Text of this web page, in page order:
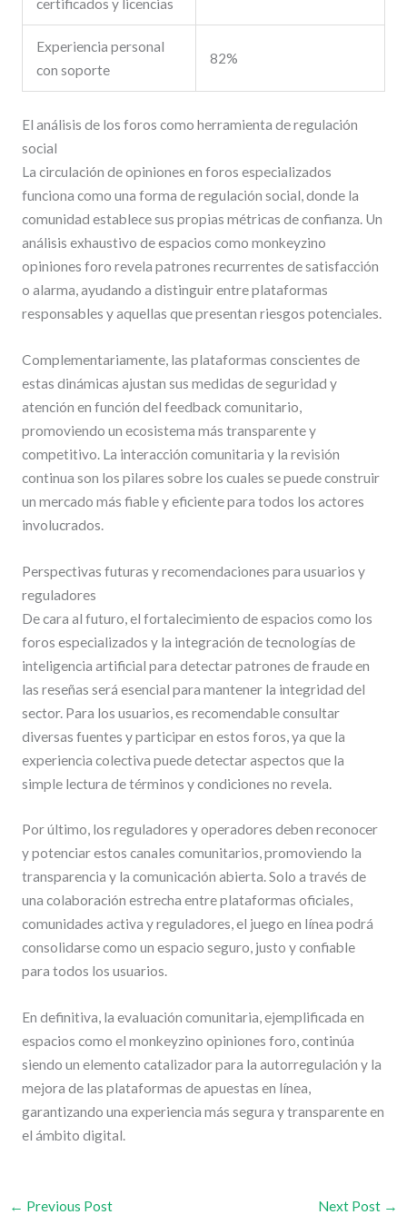
certificados y licencias
Experiencia personal
con soporte
82%
El análisis de los foros como herramienta de regulación
social
La circulación de opiniones en foros especializados
funciona como una forma de regulación social, donde la
comunidad establece sus propias métricas de confianza. Un
análisis exhaustivo de espacios como monkeyzino
opiniones foro revela patrones recurrentes de satisfacción
o alarma, ayudando a distinguir entre plataformas
responsables y aquellas que presentan riesgos potenciales.
Complementariamente, las plataformas conscientes de
estas dinámicas ajustan sus medidas de seguridad y
atención en función del feedback comunitario,
promoviendo un ecosistema más transparente y
competitivo. La interacción comunitaria y la revisión
continua son los pilares sobre los cuales se puede construir
un mercado más fiable y eficiente para todos los actores
involucrados.
Perspectivas futuras y recomendaciones para usuarios y
reguladores
De cara al futuro, el fortalecimiento de espacios como los
foros especializados y la integración de tecnologías de
inteligencia artificial para detectar patrones de fraude en
las reseñas será esencial para mantener la integridad del
sector. Para los usuarios, es recomendable consultar
diversas fuentes y participar en estos foros, ya que la
experiencia colectiva puede detectar aspectos que la
simple lectura de términos y condiciones no revela.
Por último, los reguladores y operadores deben reconocer
y potenciar estos canales comunitarios, promoviendo la
transparencia y la comunicación abierta. Solo a través de
una colaboración estrecha entre plataformas oficiales,
comunidades activa y reguladores, el juego en línea podrá
consolidarse como un espacio seguro, justo y confiable
para todos los usuarios.
En definitiva, la evaluación comunitaria, ejemplificada en
espacios como el monkeyzino opiniones foro, continúa
siendo un elemento catalizador para la autorregulación y la
mejora de las plataformas de apuestas en línea,
garantizando una experiencia más segura y transparente en
el ámbito digital.
← Previous Post Next Post →